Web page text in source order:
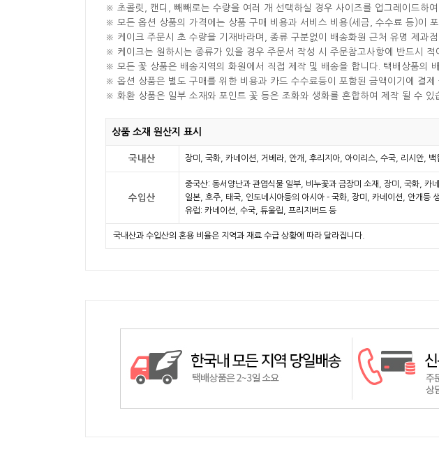
※ 초콜릿, 캔디, 빼빼로는 수량을 여러 개 선택하실 경우 사이즈를 업그레이드하여
※ 모든 옵션 상품의 가격에는 상품 구매 비용과 서비스 비용(세금, 수수료 등)이 포
※ 케이크 주문시 초 수량을 기재바라며, 종류 구분없이 배송화원 근처 유명 제과
※ 케이크는 원하시는 종류가 있을 경우 주문서 작성 시 주문참고사항에 반드시 적
※ 모든 꽃 상품은 배송지역의 화원에서 직접 제작 및 배송을 합니다. 택배상품의
※ 옵션 상품은 별도 구매를 위한 비용과 카드 수수료등이 포함된 금액이기에 결제
※ 화환 상품은 일부 소재와 포인트 꽃 등은 조화와 생화를 혼합하여 제작 될 수 있
상품 소재 원산지 표시
국내산 장미, 국화, 카네이션, 거베라, 안개, 후리지아, 아이리스, 수국, 리시안,
수입산
중국산: 동서양난과 관엽식물 일부, 비누꽃과 금장미 소재, 장미, 국화, 카
일본, 호주, 태국, 인도네시아등의 아시아 - 국화, 장미, 카네이션, 안개등
유럽: 카네이션, 수국, 튜울립, 프리지버드 등
국내산과 수입산의 혼용 비율은 지역과 재료 수급 상황에 따라 달라집니다.